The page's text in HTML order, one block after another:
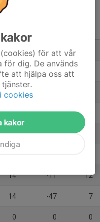
M
14 46
14 24
14
14 1
14 -22
14 -11 12
14 -47 7
0 0 0
för att vår
för dig. De används
att hjälpa oss att
cookies
kakor